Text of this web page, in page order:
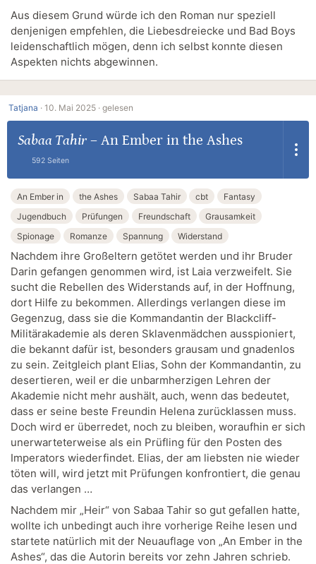
Aus diesem Grund würde ich den Roman nur speziell
denjenigen empfehlen, die Liebesdreiecke und Bad Boys
leidenschaftlich mögen, denn ich selbst konnte diesen
Aspekten nichts abgewinnen.
Tatjana · 10. Mai 2025 · gelesen
Sabaa Tahir– An Ember in the Ashes
592 Seiten
An Ember in the Ashes Sabaa Tahir cbt
Fantasy
Jugendbuch
Prüfungen Freundschaft
Grausamkeit
Spionage
Romanze Spannung Widerstand
Nachdem ihre Großeltern getötet werden und ihr Bruder
Darin gefangen genommen wird, ist Laia verzweifelt. Sie
sucht die Rebellen des Widerstands auf, in der Hoffnung,
dort Hilfe zu bekommen. Allerdings verlangen diese im
Gegenzug, dass sie die Kommandantin der Blackcliff-
Militärakademie als deren Sklavenmädchen ausspioniert,
die bekannt dafür ist, besonders grausam und gnadenlos
zu sein. Zeitgleich plant Elias, Sohn der Kommandantin, zu
desertieren, weil er die unbarmherzigen Lehren der
Akademie nicht mehr aushält, auch, wenn das bedeutet,
dass er seine beste Freundin Helena zurücklassen muss.
Doch wird er überredet, noch zu bleiben, woraufhin er sich
unerwarteterweise als ein Prüfling für den Posten des
Imperators wiederfindet. Elias, der am liebsten nie wieder
töten will, wird jetzt mit Prüfungen konfrontiert, die genau
das verlangen …
Nachdem mir „Heir“ von Sabaa Tahir so gut gefallen hatte,
wollte ich unbedingt auch ihre vorherige Reihe lesen und
startete natürlich mit der Neuauflage von „An Ember in the
Ashes“, das die Autorin bereits vor zehn Jahren schrieb.